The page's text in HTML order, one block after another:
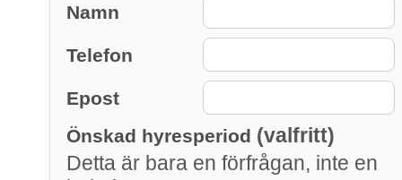
Namn
Telefon
Epost
Önskad hyresperiod (valfritt)
Detta är bara en förfrågan, inte en